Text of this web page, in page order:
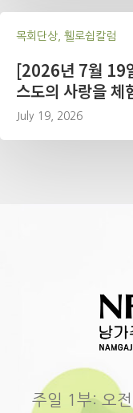
목회단상, 휄로쉽칼럼
[2026년 7월 19
스도의 사랑을 체
July 19, 2026
주일 1부: 오